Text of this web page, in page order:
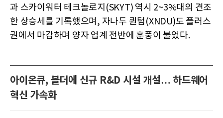
과 스카이워터 테크놀로지(SKYT) 역시 2~3%대의 견조
한 상승세를 기록했으며, 자나두 퀀텀(XNDU)도 플러스
권에서 마감하며 양자 업계 전반에 훈풍이 불었다.
아이온큐, 볼더에 신규 R&D 시설 개설… 하드웨어
혁신 가속화